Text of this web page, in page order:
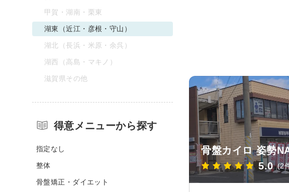
骨盤カイロ 姿勢
5.0 (2
甲賀・湖南・栗東
湖東（近江・彦根・守山）
湖北（長浜・米原・余呉）
湖西（高島・マキノ）
滋賀県その他
得意メニューから探す
指定なし
整体
骨盤矯正・ダイエット